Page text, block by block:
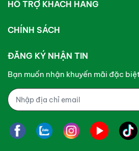
xây dựng cuộc đời mới khỏe mạnh.
HỖ TRỢ KHÁCH HÀNG
CHÍNH SÁCH
ĐĂNG KÝ NHẬN TIN
Bạn muốn nhận khuyến mãi đặc